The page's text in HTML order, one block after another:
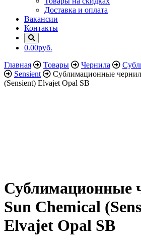
Доставка и оплата
Вакансии
Контакты
0.00руб.
Главная
Товары Чернила
Sensient
Сублимационные
(Sensient) Elvajet Opal SB
Сублимационные
Sun Chemical
Elvajet Opal SB